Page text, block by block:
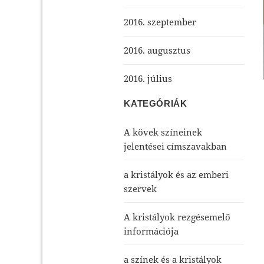
2016. szeptember
2016. augusztus
2016. július
KATEGÓRIÁK
A kövek színeinek
jelentései címszavakban
a kristályok és az emberi
szervek
A kristályok rezgésemelő
információja
a színek és a kristályok